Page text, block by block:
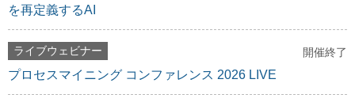
を再定義するAI
ライブウェビナー 開催終了
プロセスマイニング コンファレンス 2026 LIVE